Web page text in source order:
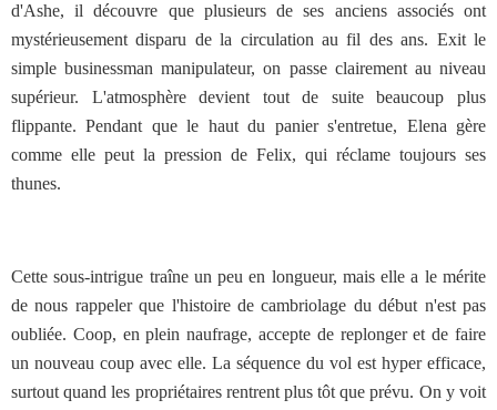
d'Ashe, il découvre que plusieurs de ses anciens associés ont
mystérieusement disparu de la circulation au fil des ans. Exit le
simple businessman manipulateur, on passe clairement au niveau
supérieur. L'atmosphère devient tout de suite beaucoup plus
flippante. Pendant que le haut du panier s'entretue, Elena gère
comme elle peut la pression de Felix, qui réclame toujours ses
thunes.
Cette sous-intrigue traîne un peu en longueur, mais elle a le mérite
de nous rappeler que l'histoire de cambriolage du début n'est pas
oubliée. Coop, en plein naufrage, accepte de replonger et de faire
un nouveau coup avec elle. La séquence du vol est hyper efficace,
surtout quand les propriétaires rentrent plus tôt que prévu. On y voit